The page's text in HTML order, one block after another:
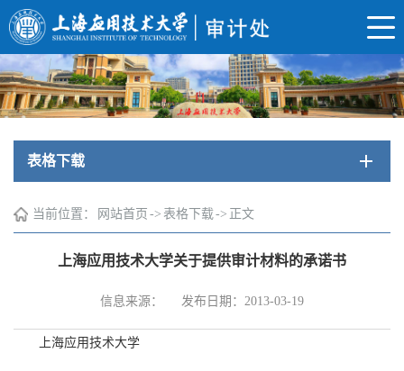
表格下载
当前位置： 网站首页 -> 表格下载-> 正文
上海应用技术大学关于提供审计材料的承诺书
信息来源： 发布日期：2013-03-19
上海应用技术大学